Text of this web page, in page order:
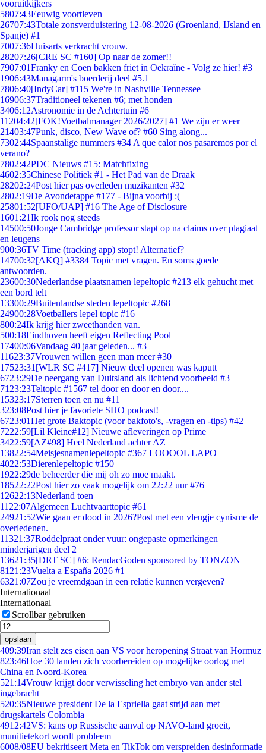
vooruitkijkers
5807:43Eeuwig voortleven
26707:43Totale zonsverduistering 12-08-2026 (Groenland, IJsland en
Spanje) #1
7007:36Huisarts verkracht vrouw.
28207:26[CRE SC #160] Op naar de zomer!!
7907:01Franky en Coen bakken friet in Oekraïne - Volg ze hier! #3
1906:43Managarm's boerderij deel #5.1
7806:40[IndyCar] #115 We're in Nashville Tennessee
16906:37Traditioneel tekenen #6; met honden
3406:12Astronomie in de Achtertuin #6
11204:42[FOK!Voetbalmanager 2026/2027] #1 We zijn er weer
21403:47Punk, disco, New Wave of? #60 Sing along...
7302:44Spaanstalige nummers #34 A que calor nos pasaremos por el
verano?
7802:42PDC Nieuws #15: Matchfixing
4602:35Chinese Politiek #1 - Het Pad van de Draak
28202:24Post hier pas overleden muzikanten #32
2802:19De Avondetappe #177 - Bijna voorbij :(
25801:52[UFO/UAP] #16 The Age of Disclosure
1601:21Ik rook nog steeds
14500:50Jonge Cambridge professor stapt op na claims over plagiaat
en leugens
900:36TV Time (tracking app) stopt! Alternatief?
14700:32[AKQ] #3384 Topic met vragen. En soms goede
antwoorden.
23600:30Nederlandse plaatsnamen lepeltopic #213 elk gehucht met
een bord telt
13300:29Buitenlandse steden lepeltopic #268
24900:28Voetballers lepel topic #16
800:24Ik krijg hier zweethanden van.
500:18Eindhoven heeft eigen Reflecting Pool
17400:06Vandaag 40 jaar geleden... #3
11623:37Vrouwen willen geen man meer #30
17523:31 [WLR SC #417] Nieuw deel openen was kaputt
6723:29De neergang van Duitsland als lichtend voorbeeld #3
71 23:23Teltopic #1567 tel door en door en door....
15323:17Sterren toen en nu #11
323:08Post hier je favoriete SHO podcast!
6723:01Het grote Baktopic (voor bakfoto's, -vragen en -tips) #42
7222:59[Lil Kleine#12] Nieuwe afleveringen op Prime
3422:59[AZ#98] Heel Nederland achter AZ
13822:54Meisjesnamenlepeltopic #367 LOOOOL LAPO
4022:53Dierenlepeltopic #150
1922:29de beheerder die mij oh zo moe maakt.
18522:22Post hier zo vaak mogelijk om 22:22 uur #76
12622:13Nederland toen
11 22:07Algemeen Luchtvaarttopic #61
24921:52Wie gaan er dood in 2026?Post met een vleugje cynisme de
overledenen.
11321:37Roddelpraat onder vuur: ongepaste opmerkingen
minderjarigen deel 2
13621:35[DRT SC] #6: RendacGoden sponsored by TONZON
81 21:23Vuelta a España 2026 #1
6321:07Zou je vreemdgaan in een relatie kunnen vergeven?
Internationaal
Internationaal
Scrollbar gebruiken
opslaan
409:39Iran stelt zes eisen aan VS voor heropening Straat van Hormuz
823:46Hoe 30 landen zich voorbereiden op mogelijke oorlog met
China en Noord-Korea
521:14Vrouw krijgt door verwisseling het embryo van ander stel
ingebracht
520:35Nieuwe president De la Espriella gaat strijd aan met
drugskartels Colombia
4912:42VS: kans op Russische aanval op NAVO-land groeit,
munitietekort wordt probleem
6008/08EU bekritiseert Meta en TikTok om verspreiden desinformatie